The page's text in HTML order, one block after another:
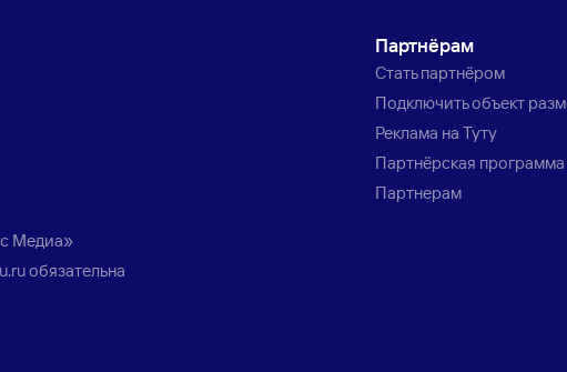
Партнёрам
Стать партнёром
Подключить объект
Реклама на Туту
Партнёрская программа
Партнерам
Медиа»
обязательна